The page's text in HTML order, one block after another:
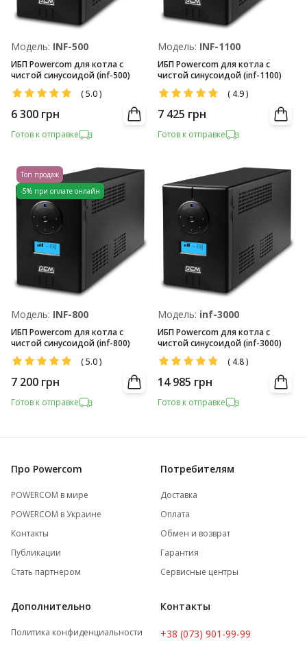
Модель: INF-500
ИБП Powercom для котла с
чистой синусоидой (inf-500)
(5.0)
6 300 грн
Готов к отправке
Модель: INF-1100
ИБП Powercom для котла с
чистой синусоидой (inf-1100)
( 4.9)
7 425 грн
Готов к отправке
Топ продаж
-5% при оплате онлайн
Модель: INF-800
ИБП Powercom для котла с
чистой синусоидой (inf-800)
(5.0)
7 200 грн
Готов к отправке
Модель: inf-3000
ИБП Powercom для котла с
чистой синусоидой (inf-3000)
( 4.8)
14 985 грн
Готов к отправке
Про Powercom
POWERCOM в мире
POWERCOM в Украине
Контакты
Публикации
Стать партнером
Потребителям
Доставка
Оплата
Обмен и возврат
Гарантия
Сервисные центры
Дополнительно
Политика конфиденциальности
Контакты
+38 (073) 901-99-99